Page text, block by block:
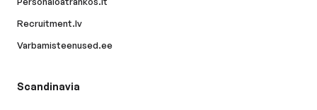
Recruitment.lv
Varbamisteenused.ee
Scandinavia